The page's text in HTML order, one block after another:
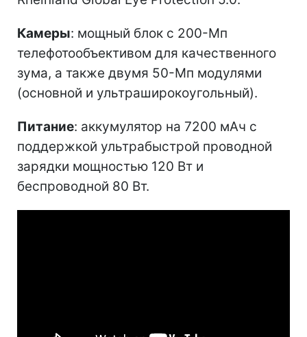
Камеры: мощный блок с 200-Мп
телефотообъективом для качественного
зума, а также двумя 50-Мп модулями
(основной и ультраширокоугольный).
Питание: аккумулятор на 7200 мАч с
поддержкой ультрабыстрой проводной
зарядки мощностью 120 Вт и
беспроводной 80 Вт.